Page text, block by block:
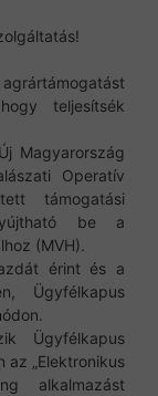
teljesítsék
Magyarország
Operatív
támogatási
be a
(MVH).
érint és a
Ügyfélkapus
Ügyfélkapus
az „Elektronikus
alkalmazást